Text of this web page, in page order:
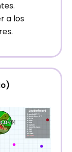
a los